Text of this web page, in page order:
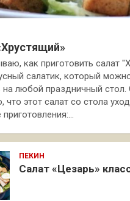
как приготовить салат
салатик, который
на любой праздничный
что этот салат со стола
ПЕКИН
Салат «Цезарь»